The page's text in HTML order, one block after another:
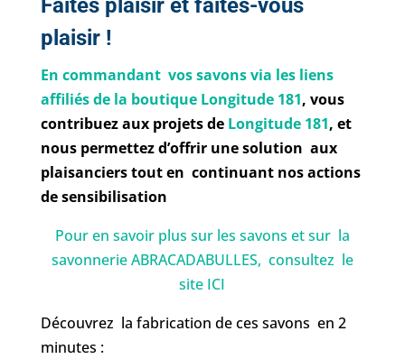
Faites plaisir et faites-vous
plaisir !
En commandant vos savons via les liens
affiliés de la boutique Longitude 181, vous
contribuez aux projets de Longitude 181, et
nous permettez d’offrir une solution aux
plaisanciers tout en continuant nos actions
de sensibilisation
Pour en savoir plus sur les savons et sur la
savonnerie ABRACADABULLES, consultez le
site ICI
Découvrez la fabrication de ces savons en 2
minutes :